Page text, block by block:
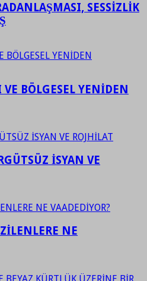
SESSİZLİK
BÖLGESEL YENİDEN
İSYAN VE
NE